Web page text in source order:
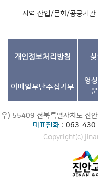
지역 산업/문화/공공기관
개인정보처리방침
이메일무단수집거부
영
우) 55409 전북특별자치도 진
대표전화: 063-
Copyright(c)